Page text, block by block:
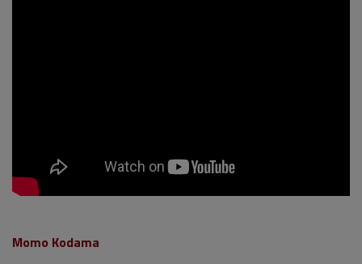
Momo Kodama